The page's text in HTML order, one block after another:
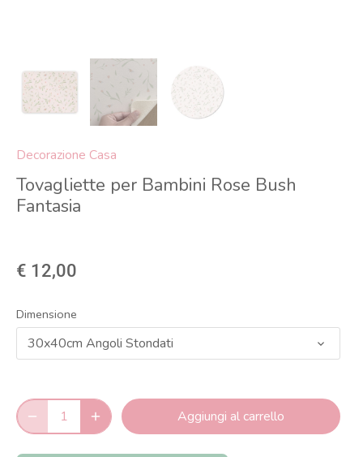
Decorazione Casa
Tovagliette per Bambini Rose Bush
Fantasia
€ 12,00
Dimensione
30x40cm Angoli Stondati
Aggiungi al carrello